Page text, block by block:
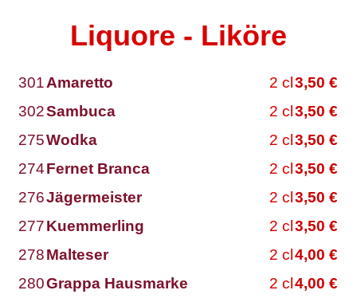
Liquore - Liköre
301Amaretto 2 cl 3,50 €
302Sambuca 2 cl 3,50 €
275Wodka 2 cl 3,50 €
274Fernet Branca 2 cl 3,50 €
276Jägermeister 2 cl 3,50 €
277Kuemmerling 2 cl 3,50 €
278Malteser 2 cl 4,00 €
280Grappa Hausmarke 2 cl 4,00 €